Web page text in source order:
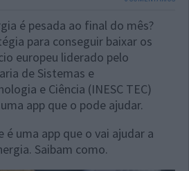
é pesada ao final do mês?
para conseguir baixar os
europeu liderado pelo
de Sistemas e
e Ciência (INESC TEC)
app que o pode ajudar.
é uma app que o vai ajudar a
Saibam como.